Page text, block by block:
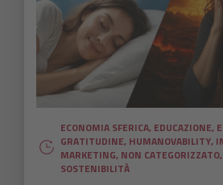
ECONOMIA SFERICA, EDUCAZIONE,
GRATITUDINE, HUMANOVABILITY,
MARKETING, NON CATEGORIZZATO,
SOSTENIBILITÀ